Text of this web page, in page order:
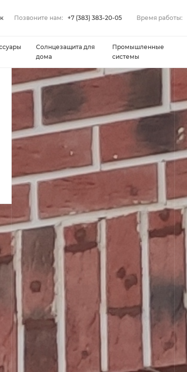
Позвоните нам: +7 (383) 383-20-05 Время работы:
Солнцезащита для
дома
Промышленные
системы